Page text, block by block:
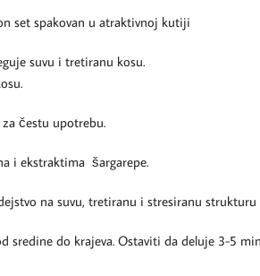
set spakovan u atraktivnoj kutiji
suvu i tretiranu kosu.
čestu upotrebu.
i ekstraktima šargarepe.
na suvu, tretiranu i stresiranu
sredine do krajeva. Ostaviti da deluje 3-5